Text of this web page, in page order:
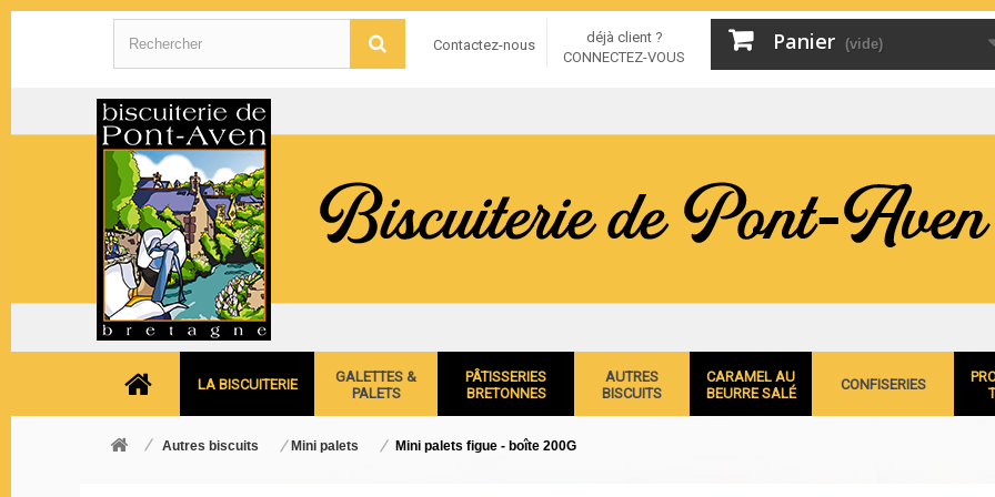
Contactez-nous
déjà client ?
CONNECTEZ-VOUS
Panier (vide)
LA BISCUITERIE
GALETTES &
PALETS
PÂTISSERIES
BRETONNES
AUTRES
BISCUITS
CARAMEL AU
BEURRE SALÉ
CONFISERIES
Autres biscuits Mini palets Mini palets figue - boîte 200G